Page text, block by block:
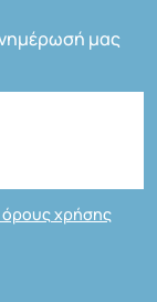
μας
χρήσης